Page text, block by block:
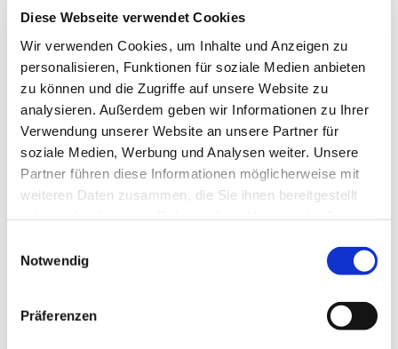
Diese Webseite verwendet Cookies
Wir verwenden Cookies, um Inhalte und Anzeigen zu
personalisieren, Funktionen für soziale Medien anbieten
zu können und die Zugriffe auf unsere Website zu
analysieren. Außerdem geben wir Informationen zu Ihrer
Verwendung unserer Website an unsere Partner für
soziale Medien, Werbung und Analysen weiter. Unsere
Partner führen diese Informationen möglicherweise mit
weiteren Daten zusammen, die Sie ihnen bereitgestellt
Notwendig
Präferenzen
Dies könnte Sie auch interessieren